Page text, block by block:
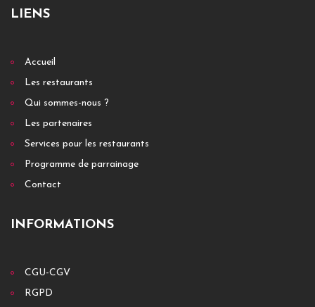
LIENS
Accueil
Les restaurants
Qui sommes-nous ?
Les partenaires
Services pour les restaurants
Programme de parrainage
Contact
INFORMATIONS
CGU-CGV
RGPD